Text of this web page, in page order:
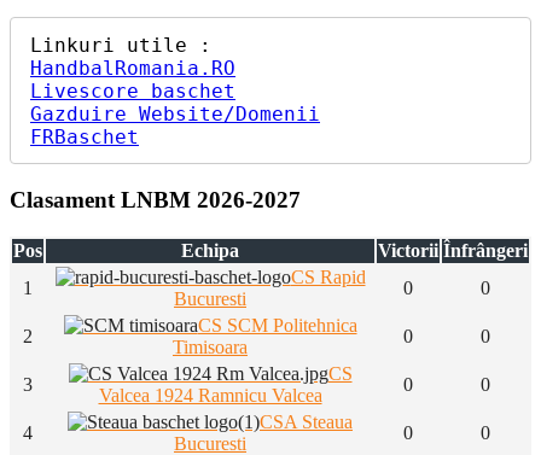
HandbalRomania.RO
Livescore baschet
Gazduire Website/Domenii
FRBaschet
Clasament LNBM 2026-2027
Pos Echipa Victorii Înfrângeri
1
CS Rapid
Bucuresti
0 0
2
CS SCM Politehnica
Timisoara
0 0
3
CS
Valcea 1924 Ramnicu Valcea
0 0
4
CSA Steaua
Bucuresti
0 0